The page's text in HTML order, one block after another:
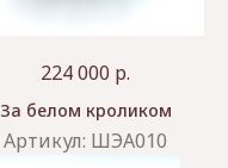
224 000 р.
За белом кроликом
Артикул: ШЭА010